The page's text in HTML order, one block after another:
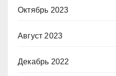
Октябрь 2023
Август 2023
Декабрь 2022